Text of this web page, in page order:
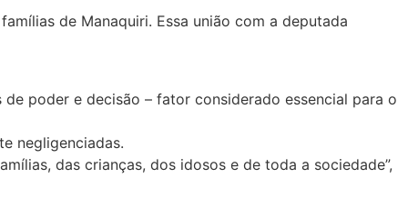
de Manaquiri. Essa união com a deputada
poder e decisão – fator considerado essencial para o
negligenciadas.
das crianças, dos idosos e de toda a sociedade”,